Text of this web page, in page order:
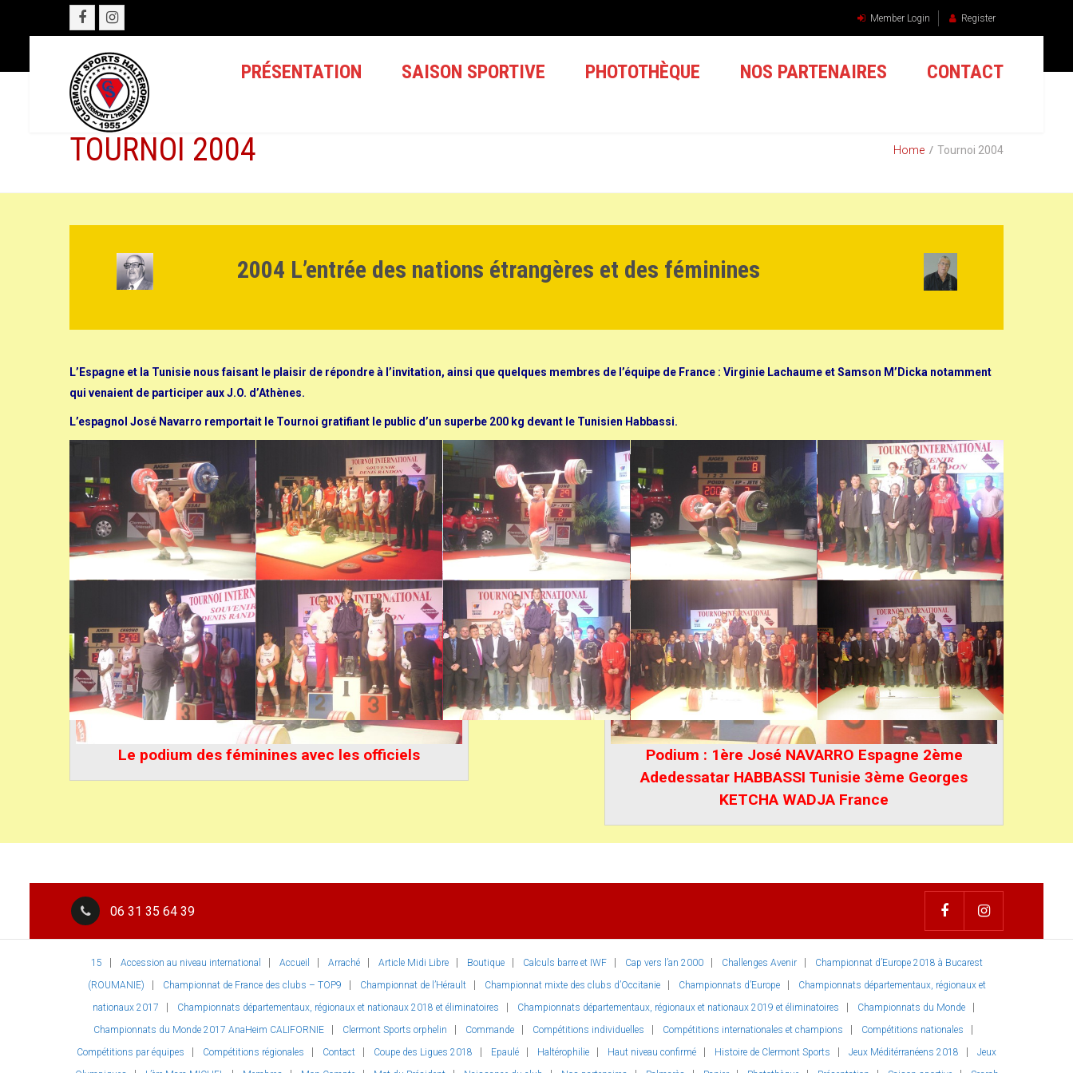
Member Login Register
PRÉSENTATION SAISON SPORTIVE PHOTOTHÈQUE NOS PARTENAIRES CONTACT
TOURNOI 2004 Home Tournoi 2004
2004 L’entrée des nations étrangères et des féminines
L’Espagne et la Tunisie nous faisant le plaisir de répondre à l’invitation, ainsi que quelques membres de l’équipe de France : Virginie Lachaume et Samson M’Dicka notamment
qui venaient de participer aux J.O. d’Athènes.
L’espagnol José Navarro remportait le Tournoi gratifiant le public d’un superbe 200 kg devant le Tunisien Habbassi.
Le podium des féminines avec les officiels
Podium : 1ère José NAVARRO Espagne 2ème
Adedessatar HABBASSI Tunisie 3ème Georges
KETCHA WADJA France
06 31 35 64 39
15 Accession au niveau international Accueil Arraché Article Midi Libre Boutique Calculs barre et IWF Cap vers l’an 2000 Challenges Avenir
Championnat d’Europe 2018 à Bucarest
(ROUMANIE)
Championnat de France des clubs – TOP9 Championnat de l’Hérault Championnat mixte des clubs d’Occitanie Championnats d’Europe
Championnats départementaux, régionaux et
nationaux 2017
Championnats départementaux, régionaux et nationaux 2018 et éliminatoires Championnats départementaux, régionaux et nationaux 2019 et éliminatoires
Championnats du Monde
Championnats du Monde 2017 AnaHeim CALIFORNIE
Clermont Sports orphelin Commande Compétitions individuelles Compétitions internationales et champions
Compétitions nationales
Compétitions par équipes
Compétitions régionales Contact Coupe des Ligues 2018 Epaulé Haltérophilie Haut niveau confirmé Histoire de Clermont Sports Jeux Méditérranéens 2018
Jeux